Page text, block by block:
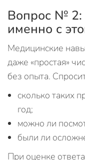
Вопрос № 2:
именно с
Медицинские
даже «простая»
без опыта.
сколько таких
год;
можно ли
были ли
При оценке